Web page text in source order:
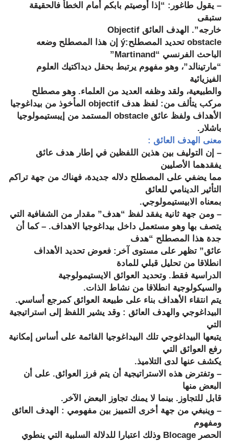
– يقول طاغور: “إذا أوصيتم بابكم أمام الخطأ فالحقيقة
ستبقى
خارجه”. الهدف العائق Objectif
obstacle تحديد المصطلح:ý إن هذا المصطلح وضعه
الباحث الفرنسي “Martinand
”
“مارتينالد”، وهو مفهوم يرتبط بحقل ديداكتيك العلوم
الفيزيائية
والطبيعية، ولقد وظفه العديد من العلماء. وهو مصطلح
مركب يتألف من: لفظ هدف objectif المأخوذ من بيداغوجيا
الأهداف ولفظ عائق obstacle المستمد من إيبستيمولوجيا
باشلار.
معنى الهدف العائق :
– إن التوليف بين هذين اللفظين في إطار هدف عائق
يفقدهما الأصليين
مما يضفي على المصطلح دلاله جديدة، فهناك من جهة تراكم
التأثير الدينامي للعائق
بمعناه الابيستيمولوجي.
– ومن جهة ثانية يفقد لفظ “هدف” مقدار من الشفافية التي
يتصف بها وهو مستعمل داخل بيداغوجيا الاهداف. – كما أن
جدة هذا المصطلح “هدف
عائق” تظهر على مستوى آخر: فعوض تحديد الأهداف
انطلاقا من تحليل قبلي للمادة
الدراسية فقط. وتحديد العوائق الايستيمولوجية
والسيكولوجية انطلاقا من نشاط الذات.
يتم انتقاء الأهداف بناء على طبيعة العوائق كمرجع أساسي.
البيداغوجي والهدف العائق : وقد يشير اللفظ إلى استراتيجية
التي
يتبعها البيداغوجي تلك البيداغوجيا القائمة على أساس إمكانية
رفع العوائق التي
يكشف عنها لدى التلاميذ.
– وتفترض هذه الاستراتيجية أن يتم فرز العوائق. على أن
البعض منها
قابل للتجاوز. بينما لا يمنك تجاوز البعض الآخر.
– وينبغي من جهة أخرى التمييز بين مفهومي : الهدف العائق
ومفهوم
الحصر Blocage وذلك اعتبارا للدلالة السلبية التي ينطوي